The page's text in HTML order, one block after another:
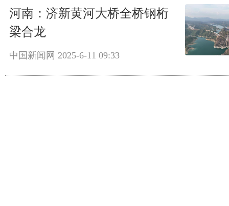
河南：济新黄河大桥全桥钢桁
梁合龙
中国新闻网 2025-6-11 09:33